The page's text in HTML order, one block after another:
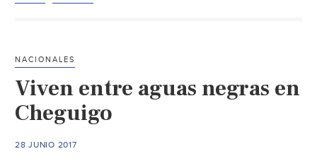
de
NACIONALES
Viven entre aguas negras en
Cheguigo
28 JUNIO 2017